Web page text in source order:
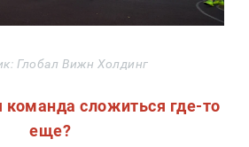
Глобал Вижн Холдинг
команда сложиться где-то
еще?